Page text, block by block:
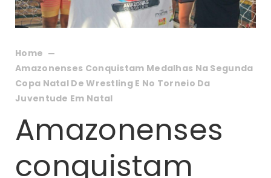
Home
Amazonenses Conquistam Medalhas Na Segunda
Copa Natal De Wrestling E No Torneio Da
Juventude Em Natal
Amazonenses
conquistam